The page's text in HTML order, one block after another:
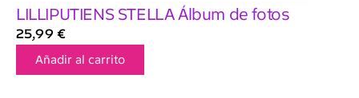
LILLIPUTIENS STELLA Álbum de fotos
25,99 €
Añadir al carrito